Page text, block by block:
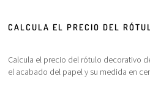
CALCULA EL PRECIO DEL
Calcula el precio del rótulo decorativo
el acabado del papel y su medida en